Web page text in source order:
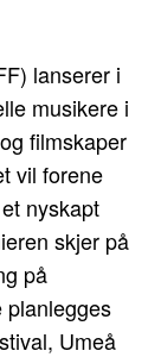
lanserer i
musikere i
filmskaper
vil forene
nyskapt
skjer på
på
planlegges
Umeå